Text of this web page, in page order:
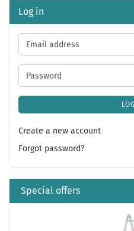
Log in
Email
address
Password
Create a new account
Forgot password?
Special offers